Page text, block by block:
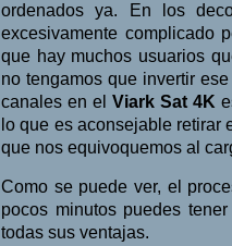
ordenados ya. En los
excesivamente complicado
que hay muchos usuarios
no tengamos que invertir
canales en el Viark Sat 4K
lo que es aconsejable retirar
que nos equivoquemos al
Como se puede ver, el
pocos minutos puedes
todas sus ventajas.